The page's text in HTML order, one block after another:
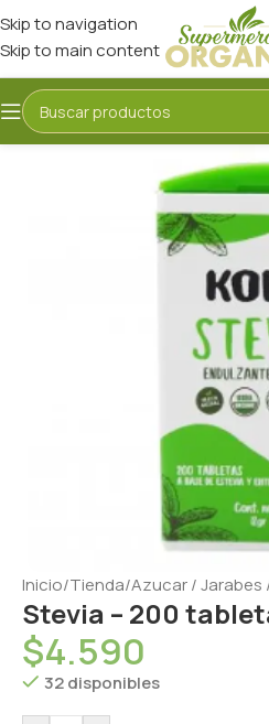
Skip to navigation
Skip to main content
Inicio/Tienda/Azucar / Jarabes
Stevia – 200
$4.590
32 disponibles